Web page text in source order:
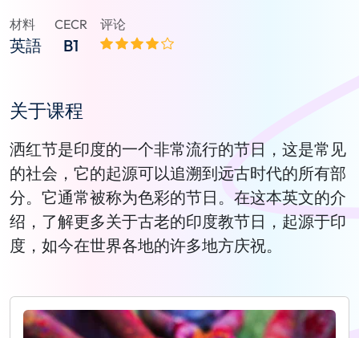
材料
英語
CECR
B1
评论
关于课程
洒红节是印度的一个非常流行的节日，这是常见
的社会，它的起源可以追溯到远古时代的所有部
分。它通常被称为色彩的节日。在这本英文的介
绍，了解更多关于古老的印度教节日，起源于印
度，如今在世界各地的许多地方庆祝。